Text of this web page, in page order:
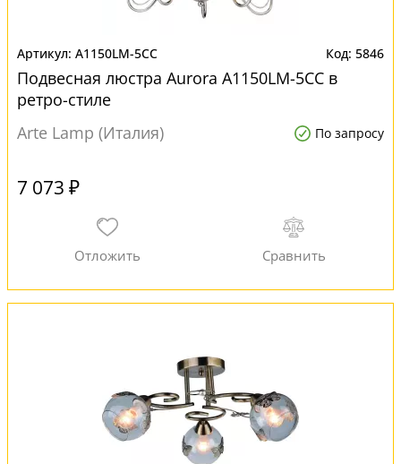
A1150LM-5CC 5846
Подвесная люстра Aurora A1150LM-5CC в
ретро-стиле
Arte Lamp (Италия)
По запросу
7 073 ₽